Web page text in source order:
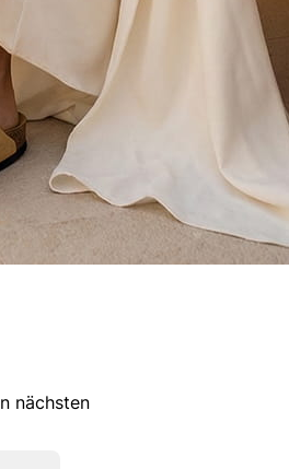
nächsten